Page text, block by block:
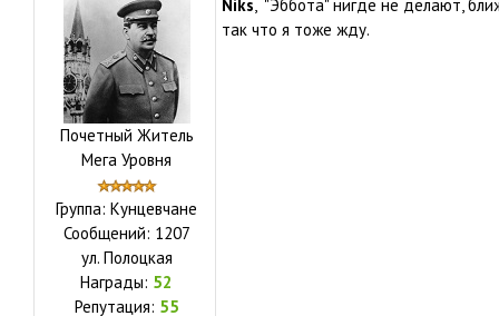
Почетный Житель
Мега Уровня
Группа: Кунцевчане
Сообщений: 1207
ул. Полоцкая
Награды: 52
Репутация: 55
Niks, "Эббота" нигде не делают,
так что я тоже жду.